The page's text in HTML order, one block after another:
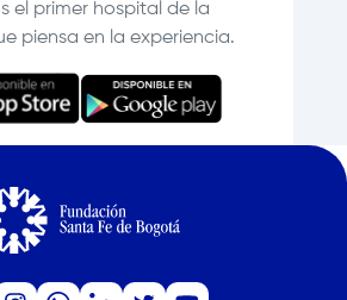
el primer hospital de la
piensa en la experiencia.